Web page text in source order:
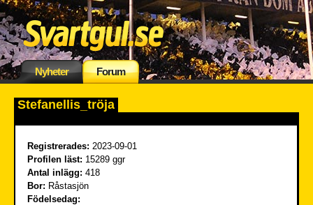
Nyheter Forum
Stefanellis_tröja
Registrerades: 2023-09-01
Profilen läst: 15289 ggr
Antal inlägg: 418
Bor: Råstasjön
Födelsedag: